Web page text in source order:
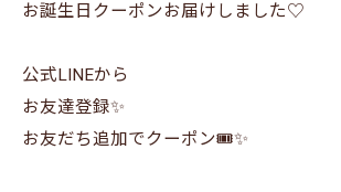
お誕生日クーポンお届けしました♡
公式LINEから
お友達登録✨
お友だち追加でクーポン🎟✨